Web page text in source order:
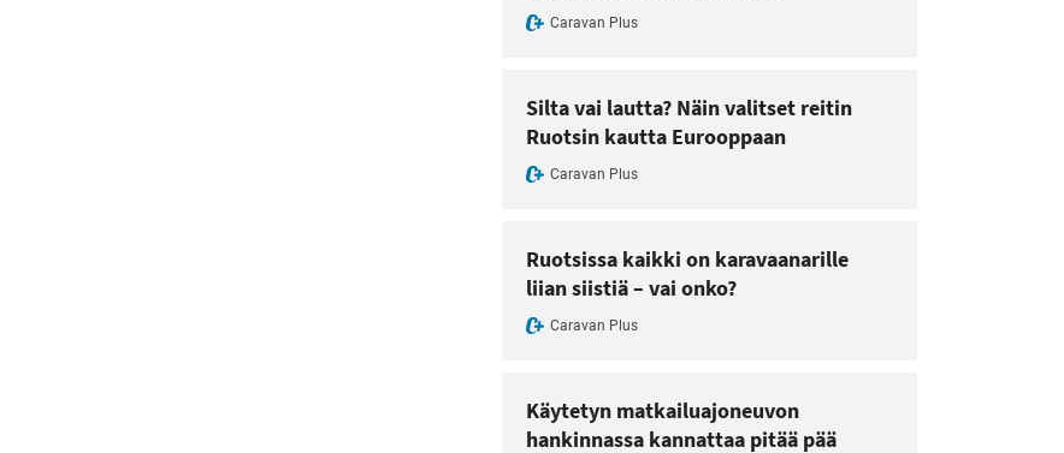
Caravan Plus
Silta vai lautta? Näin valitset reitin
Ruotsin kautta Eurooppaan
Caravan Plus
Ruotsissa kaikki on karavaanarille
liian siistiä – vai onko?
Caravan Plus
Käytetyn matkailuajoneuvon
hankinnassa kannattaa pitää pää